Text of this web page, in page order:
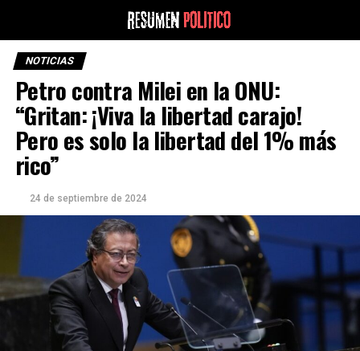
NOTICIAS
Petro contra Milei en la ONU:
“Gritan: ¡Viva la libertad carajo!
Pero es solo la libertad del 1% más
rico”
24 de septiembre de 2024